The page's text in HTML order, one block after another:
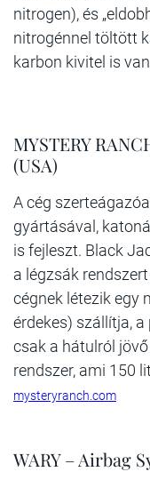
nitrogen), és
nitrogénnel töltött
karbon kivitel is
MYSTERY
(USA)
A cég
gyártásával,
is fejleszt. Black
a légzsák
cégnek létezik egy
érdekes) szállítja,
csak a hátulról
rendszer, ami 150
mysteryranch.com
WARY – Airbag